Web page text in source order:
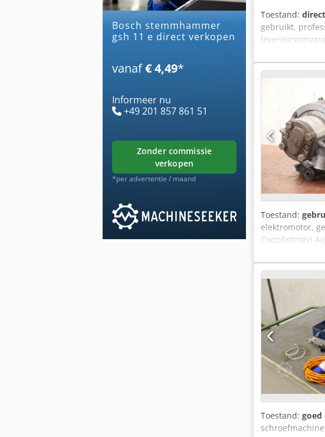
bosch stemmhammer
gsh 11 e direct verkopen
vanaf€ 4,49*
Informeer nu
+49 201 857 861 51
zonder commissie
verkopen
*per advertentie / maand
Toestand:
gebruikt,
Toestand:
elektromotor,
Codpfxjtzrgvj
vorkheftruck
24 V 5.0 kW -
Toestand: